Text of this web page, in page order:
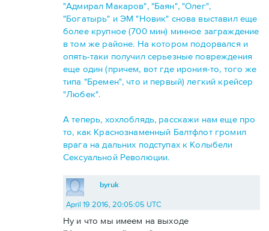
"Адмирал Макаров", "Баян", "Олег",
"Богатырь" и ЭМ "Новик" снова выставил еще
более крупное (700 мин) минное заграждение
в том же районе. На котором подорвался и
опять-таки получил серьезные повреждения
еще один (причем, вот где ирония-то, того же
типа "Бремен", что и первый) легкий крейсер
"Любек".
А теперь, хохлоблядь, расскажи нам еще про
то, как Краснознаменный Балтфлот громил
врага на дальних подступах к Колыбели
Сексуальной Революции.
byruk
April 19 2016, 20:05:05 UTC
Ну и что мы имеем на выходе